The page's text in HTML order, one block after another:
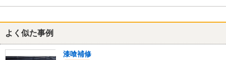
よく似た事例
漆喰補修